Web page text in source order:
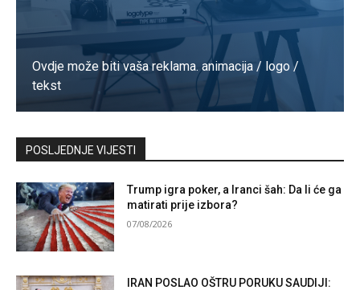
Ovdje može biti vaša reklama. animacija / logo /
tekst
Kontaktirajte nas
POSLJEDNJE VIJESTI
Trump igra poker, a Iranci šah: Da li će ga
matirati prije izbora?
07/08/2026
IRAN POSLAO OŠTRU PORUKU SAUDIJI: